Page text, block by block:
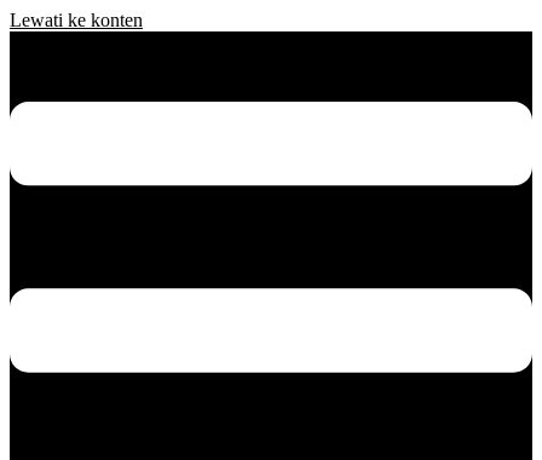
Lewati ke konten